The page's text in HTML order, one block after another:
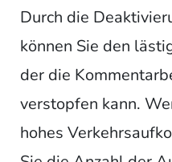
Durch die
können Sie den
der die
verstopfen kann.
hohes